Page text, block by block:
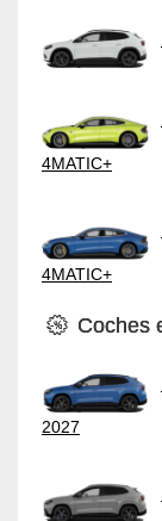
4MATIC+
4MATIC+
Coches
2027